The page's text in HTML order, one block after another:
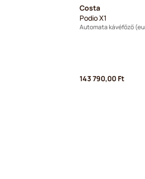
Costa
Podio X1
143 790,00 Ft